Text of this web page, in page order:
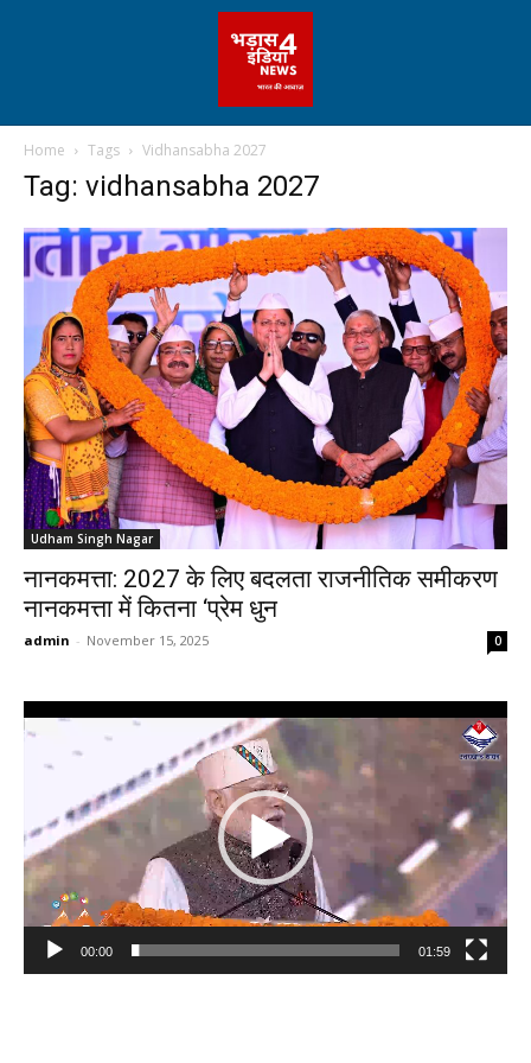
Home Tags Vidhansabha 2027
Tag: vidhansabha 2027
Udham Singh Nagar
नानकमत्ता: 2027 के लिए बदलता राजनीतिक समीकरण
नानकमत्ता में कितना ‘प्रेम धुन
admin - November 15, 2025 0
Video
Player
00:00 01:59